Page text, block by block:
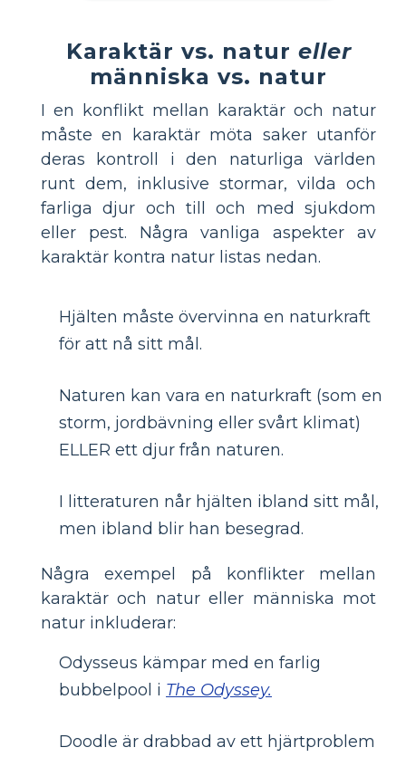
Karaktär vs. natur eller
människa vs. natur
I en konflikt mellan karaktär och natur
måste en karaktär möta saker utanför
deras kontroll i den naturliga världen
runt dem, inklusive stormar, vilda och
farliga djur och till och med sjukdom
eller pest. Några vanliga aspekter av
karaktär kontra natur listas nedan.
Hjälten måste övervinna en naturkraft
för att nå sitt mål.
Naturen kan vara en naturkraft (som en
storm, jordbävning eller svårt klimat)
ELLER ett djur från naturen.
I litteraturen når hjälten ibland sitt mål,
men ibland blir han besegrad.
Några exempel på konflikter mellan
karaktär och natur eller människa mot
natur inkluderar:
Odysseus kämpar med en farlig
bubbelpool i The Odyssey.
Doodle är drabbad av ett hjärtproblem